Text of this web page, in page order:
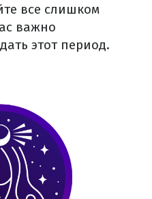
все слишком
важно
этот период.